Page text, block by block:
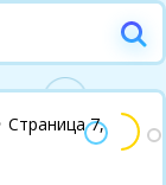
Страница 7,